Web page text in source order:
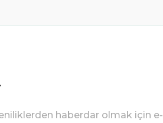
haberdar olmak için e-